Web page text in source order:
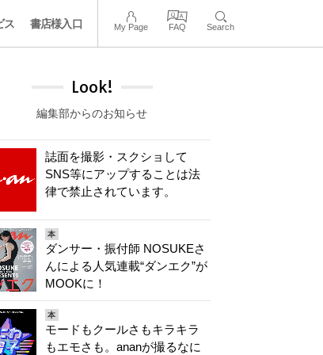
ス 書店様入口 My Page FAQ Search
Look!
編集部からのお知らせ
誌面を撮影・スクショして
SNS等にアップすることは法
律で禁止されています。
本
ダンサー・振付師 NOSUKEさ
んによる人気連載“ダンエク”が
MOOKに！
本
モードもクールさもキラキラ
もエモさも。ananが撮るなに